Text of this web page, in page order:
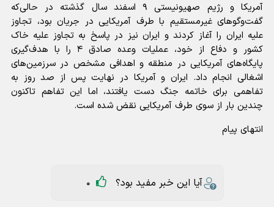
آمریکا و رژیم صهیونیستی ۹ اسفند سال گذشته در حالی‌که
گفت‌وگوهای غیرمستقیم با طرف آمریکایی در جریان بود، تجاوز
علیه ایران را آغاز کردند و ایران نیز در پاسخ به تجاوز علیه خاک
کشور و دفاع از خود، عملیات وعده صادق ۴ را با هدف‌گیری
پایگاه‌های آمریکایی در منطقه و اهدافی مشخص در سرزمین‌های
اشغالی انجام داد. ایران و آمریکا در نهایت پس از صد روز به
تفاهمی برای خاتمه جنگ دست یافتند، اما این تفاهم تاکنون
چندین بار از سوی طرف آمریکایی نقض شده است.
انتهای پیام
آیا این خبر مفید بود؟ 0